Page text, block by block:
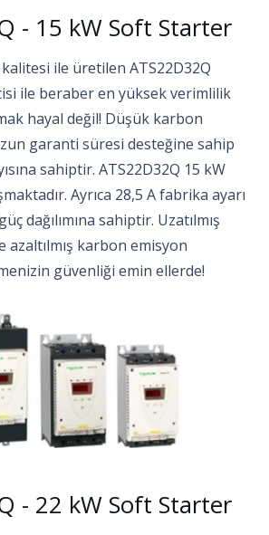
- 15 kW Soft Starter
ile üretilen ATS22D32Q
ile beraber en yüksek verimlilik
hayal değil! Düşük karbon
garanti süresi desteğine sahip
sahiptir. ATS22D32Q 15 kW
Ayrıca 28,5 A fabrika ayarı
dağılımına sahiptir. Uzatılmış
azaltılmış karbon emisyon
güvenliği emin ellerde!
- 22 kW Soft Starter